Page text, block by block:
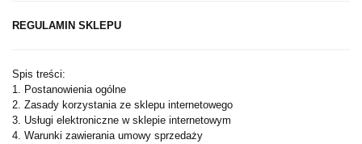
REGULAMIN SKLEPU
Spis treści:
1. Postanowienia ogólne
2. Zasady korzystania ze sklepu internetowego
3. Usługi elektroniczne w sklepie internetowym
4. Warunki zawierania umowy sprzedaży